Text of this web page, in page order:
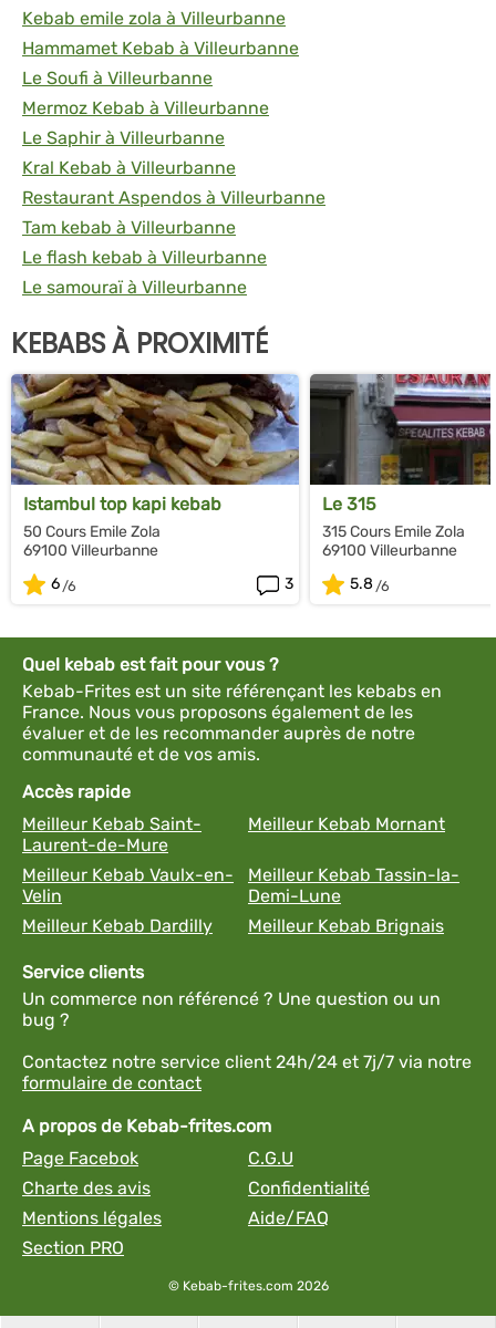
Kebab emile zola à Villeurbanne
Hammamet Kebab à Villeurbanne
Le Soufi à Villeurbanne
Mermoz Kebab à Villeurbanne
Le Saphir à Villeurbanne
Kral Kebab à Villeurbanne
Restaurant Aspendos à Villeurbanne
Tam kebab à Villeurbanne
Le flash kebab à Villeurbanne
Le samouraï à Villeurbanne
KEBABS À PROXIMITÉ
Istambul top kapi kebab
50 Cours Emile Zola
69100 Villeurbanne
6
3
Le 315
315 Cours Emile Zola
69100 Villeurbanne
5.8
Quel kebab est fait pour vous ?
Kebab-Frites est un site référençant les kebabs en
France. Nous vous proposons également de les
évaluer et de les recommander auprès de notre
communauté et de vos amis.
Accès rapide
Meilleur Kebab Saint-
Laurent-de-Mure
Meilleur Kebab Mornant
Meilleur Kebab Vaulx-en-
Velin
Meilleur Kebab Tassin-la-
Demi-Lune
Meilleur Kebab Dardilly
Meilleur Kebab Brignais
Service clients
Un commerce non référencé ? Une question ou un
bug ?
Contactez notre service client 24h/24 et 7j/7 via notre
formulaire de contact
A propos de Kebab-frites.com
Page Facebok
C.G.U
Charte des avis
Confidentialité
Mentions légales
Aide/FAQ
Section PRO
© Kebab-frites.com 2026